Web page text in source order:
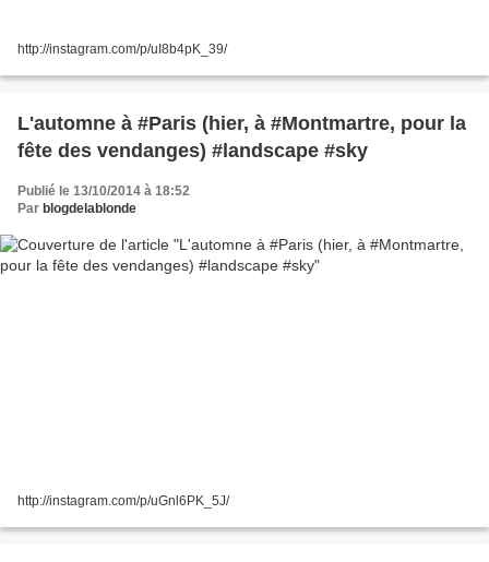
http://instagram.com/p/uI8b4pK_39/
L'automne à #Paris (hier, à #Montmartre, pour la
fête des vendanges) #landscape #sky
Publié le 13/10/2014 à 18:52
Par blogdelablonde
http://instagram.com/p/uGnl6PK_5J/